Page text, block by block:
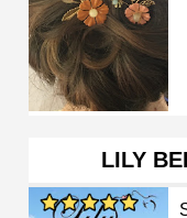
LILY